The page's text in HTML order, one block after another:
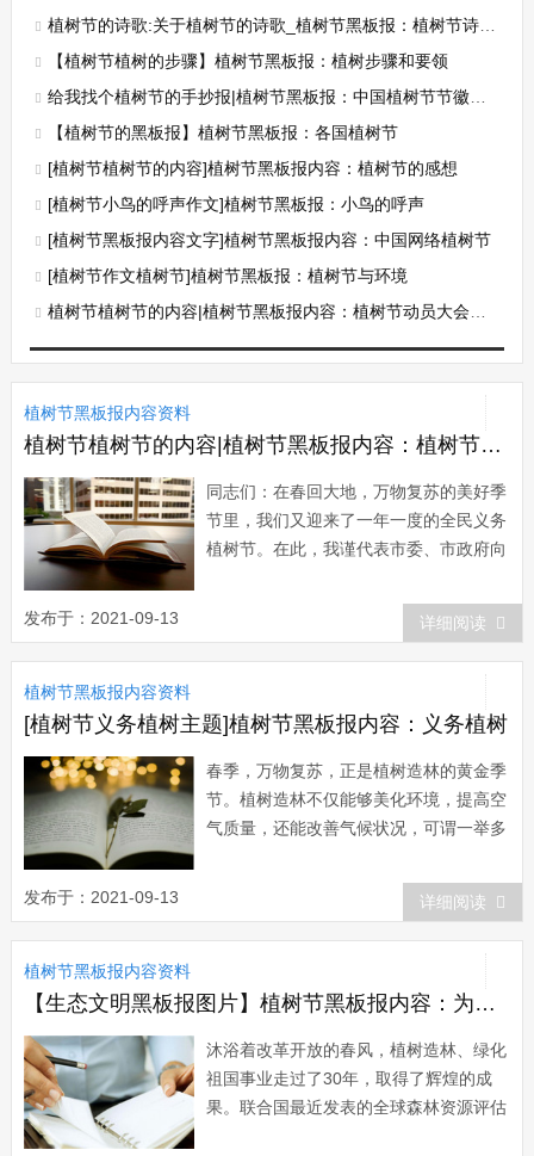
植树节的诗歌:关于植树节的诗歌_植树节黑板报：植树节诗歌两篇
【植树节植树的步骤】植树节黑板报：植树步骤和要领
给我找个植树节的手抄报|植树节黑板报：中国植树节节徽及意义
【植树节的黑板报】植树节黑板报：各国植树节
[植树节植树节的内容]植树节黑板报内容：植树节的感想
[植树节小鸟的呼声作文]植树节黑板报：小鸟的呼声
[植树节黑板报内容文字]植树节黑板报内容：中国网络植树节
[植树节作文植树节]植树节黑板报：植树节与环境
植树节植树节的内容|植树节黑板报内容：植树节动员大会上的讲话
植树节黑板报内容资料
植树节植树节的内容|植树节黑板报内容：植树节动员大会上的讲话
同志们：在春回大地，万物复苏的美好季
节里，我们又迎来了一年一度的全民义务
植树节。在此，我谨代表市委、市政府向
示亲切的问候，向关心、支持林业生态建
设的社会各界人士表示衷心的感谢!改善
生态环境，促进人与自然和谐，是各级党
委政府应尽的职责。近年来，我市按照
&ldqu...
发布于：2021-09-13 详细阅读
植树节黑板报内容资料
[植树节义务植树主题]植树节黑板报内容：义务植树
春季，万物复苏，正是植树造林的黄金季
节。植树造林不仅能够美化环境，提高空
气质量，还能改善气候状况，可谓一举多
20%左右的热量反射回天空，60%—70%
的热量被树冠吸收。此外植物蒸腾作用的
维持也需要吸收大量的热量。由于树林内
发布于：2021-09-13 详细阅读
植树节黑板报内容资料
【生态文明黑板报图片】植树节黑板报内容：为生态文明播绿
沐浴着改革开放的春风，植树造林、绿化
祖国事业走过了30年，取得了辉煌的成
果。联合国最近发表的全球森林资源评估